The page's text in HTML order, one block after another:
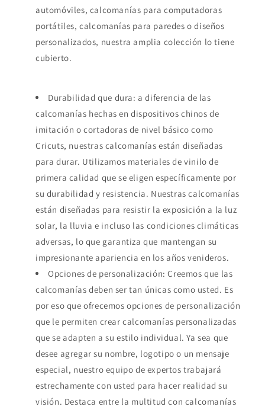
automóviles, calcomanías para computadoras
portátiles, calcomanías para paredes o diseños
personalizados, nuestra amplia colección lo tiene
cubierto.
Durabilidad que dura: a diferencia de las
calcomanías hechas en dispositivos chinos de
imitación o cortadoras de nivel básico como
Cricuts, nuestras calcomanías están diseñadas
para durar. Utilizamos materiales de vinilo de
primera calidad que se eligen específicamente por
su durabilidad y resistencia. Nuestras calcomanías
están diseñadas para resistir la exposición a la luz
solar, la lluvia e incluso las condiciones climáticas
adversas, lo que garantiza que mantengan su
impresionante apariencia en los años venideros.
Opciones de personalización: Creemos que las
calcomanías deben ser tan únicas como usted. Es
por eso que ofrecemos opciones de personalización
que le permiten crear calcomanías personalizadas
que se adapten a su estilo individual. Ya sea que
desee agregar su nombre, logotipo o un mensaje
especial, nuestro equipo de expertos trabajará
estrechamente con usted para hacer realidad su
visión. Destaca entre la multitud con calcomanías